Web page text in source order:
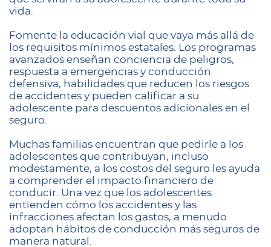
vida.
Fomente la educación vial que vaya más allá de
los requisitos mínimos estatales. Los programas
avanzados enseñan conciencia de peligros,
respuesta a emergencias y conducción
defensiva, habilidades que reducen los riesgos
de accidentes y pueden calificar a su
adolescente para descuentos adicionales en el
seguro.
Muchas familias encuentran que pedirle a los
adolescentes que contribuyan, incluso
modestamente, a los costos del seguro les ayuda
a comprender el impacto financiero de
conducir. Una vez que los adolescentes
entienden cómo los accidentes y las
infracciones afectan los gastos, a menudo
adoptan hábitos de conducción más seguros de
manera natural.